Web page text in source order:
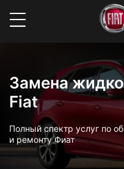
Замена
Fiat
Полный спектр услуг по
и ремонту Фиат